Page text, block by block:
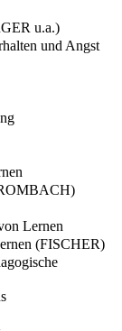
u.a.)
und Angst
Lernen
(FISCHER)